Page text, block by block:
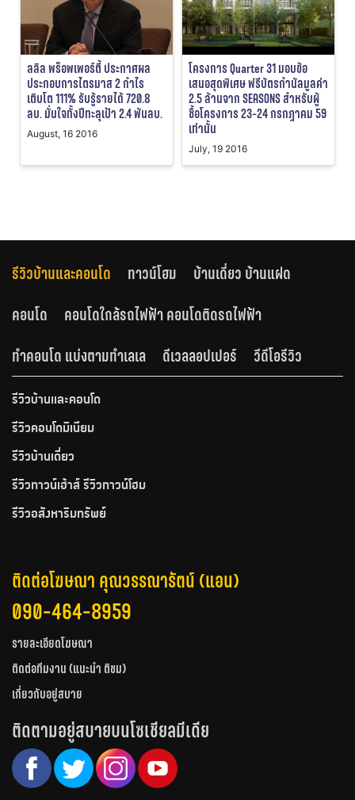
ลลิล พร็อพเพอร์ตี้ ประกาศผล
ประกอบการไตรมาส 2 กำไร
เติบโต 111% รับรู้รายได้ 720.8
ลบ. มั่นใจทั้งปีทะลุเป้า 2.4 พันลบ.
August, 16 2016
โครงการ Quarter 31 มอบข้อ
เสนอสุดพิเศษ ฟรีบัตรกำนัลมูลค่า
2.5 ล้านจาก SEASONS สำหรับผู้
ซื้อโครงการ 23-24 กรกฎาคม 59
เท่านั้น
July, 19 2016
รีวิวบ้านและคอนโด ทาวน์โฮม
บ้านเดี่ยว บ้านแฝด
คอนโด
คอนโดใกล้รถไฟฟ้า คอนโดติดรถไฟฟ้า
ทำคอนโด แบ่งตามทำเลเล
ดีเวลลอปเปอร์ วีดีโอรีวิว
รีวิวบ้านและคอนโด
รีวิวคอนโดมิเนียม
รีวิวบ้านเดี่ยว
รีวิวทาวน์เฮ้าส์ รีวิวทาวน์โฮม
รีวิวอสังหาริมทรัพย์
ติดต่อโฆษณา คุณวรรณารัตน์ (แอน)
090-464-8959
รายละเอียดโฆษณา
ติดต่อทีมงาน (แนะนำ ติชม)
เกี่ยวกับอยู่สบาย
ติดตามอยู่สบายบนโซเชียลมีเดีย